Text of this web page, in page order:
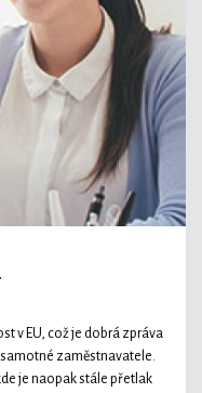
v EU, což je dobrá zpráva
zaměstnavatele.
je naopak stále přetlak